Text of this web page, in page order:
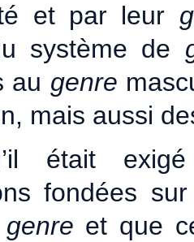
et par leur
système de
au genre
mais aussi
était
fondées
genre et que